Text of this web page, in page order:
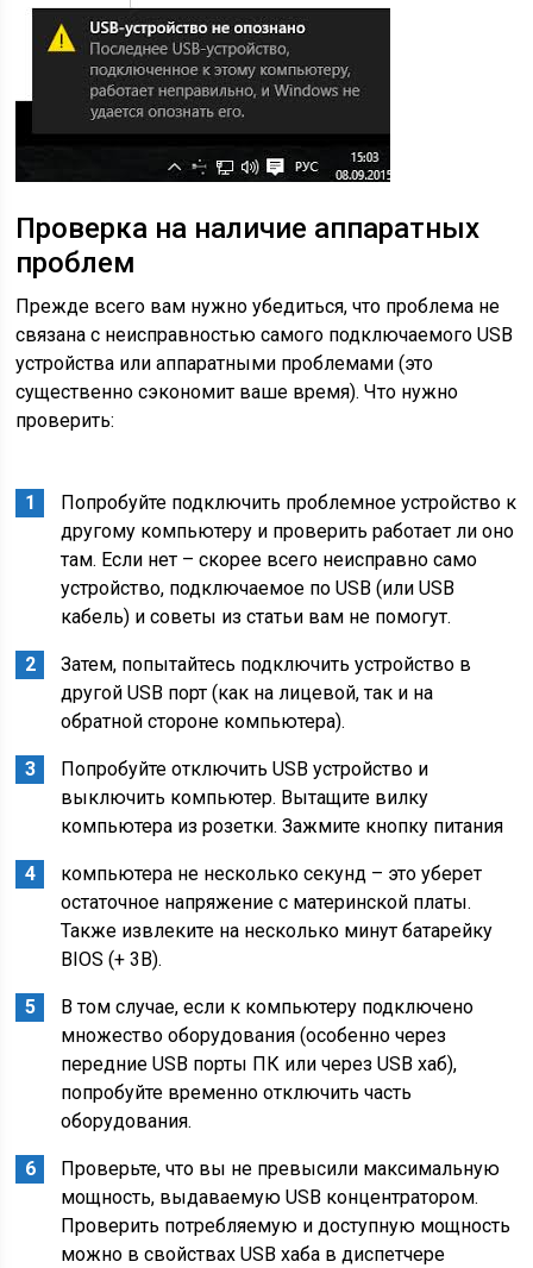
Проверка на наличие аппаратных
проблем
Прежде всего вам нужно убедиться, что проблема не
связана с неисправностью самого подключаемого USB
устройства или аппаратными проблемами (это
существенно сэкономит ваше время). Что нужно
проверить:
Попробуйте подключить проблемное устройство к
другому компьютеру и проверить работает ли оно
там. Если нет – скорее всего неисправно само
устройство, подключаемое по USB (или USB
кабель) и советы из статьи вам не помогут.
Затем, попытайтесь подключить устройство в
другой USB порт (как на лицевой, так и на
обратной стороне компьютера).
Попробуйте отключить USB устройство и
выключить компьютер. Вытащите вилку
компьютера из розетки. Зажмите кнопку питания
компьютера не несколько секунд – это уберет
остаточное напряжение с материнской платы.
Также извлеките на несколько минут батарейку
BIOS (+ 3В).
В том случае, если к компьютеру подключено
множество оборудования (особенно через
передние USB порты ПК или через USB хаб),
попробуйте временно отключить часть
оборудования.
Проверьте, что вы не превысили максимальную
мощность, выдаваемую USB концентратором.
Проверить потребляемую и доступную мощность
можно в свойствах USB хаба в диспетчере